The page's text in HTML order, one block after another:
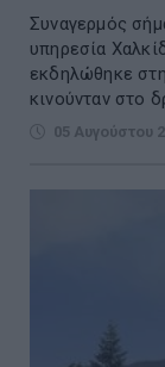
Συναγερμός
υπηρεσία
εκδηλώθηκε
κινούνταν στο
05 Αυγούστου